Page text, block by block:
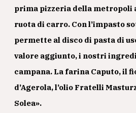
prima pizzeria della metropoli
ruota di carro. Con l’impasto
permette al disco di pasta di
valore aggiunto, i nostri
campana. La farina Caputo, il
d’Agerola, l’olio Fratelli
Solea».